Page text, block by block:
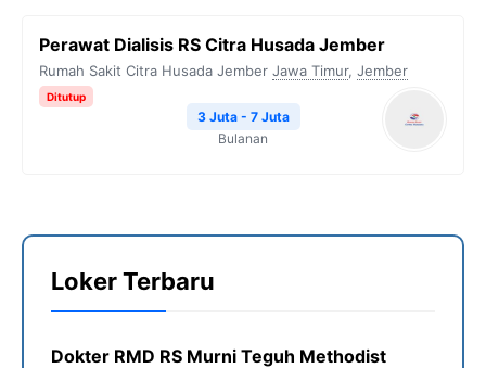
Perawat Dialisis RS Citra Husada Jember
Rumah Sakit Citra Husada Jember Jawa Timur, Jember
Ditutup
3 Juta - 7 Juta
Bulanan
Loker Terbaru
Dokter RMD RS Murni Teguh Methodist